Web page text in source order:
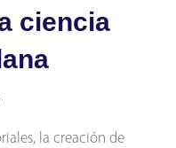
ciencia
la creación de